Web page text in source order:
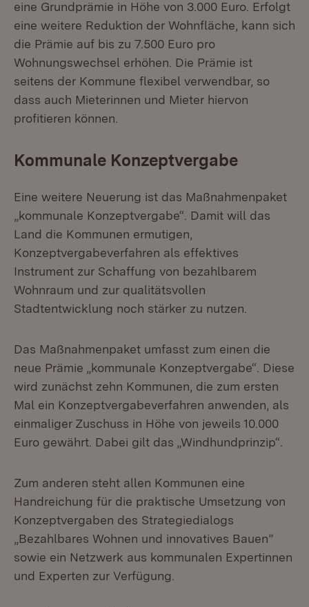
eine Grundprämie in Höhe von 3.000 Euro. Erfolgt
eine weitere Reduktion der Wohnfläche, kann sich
die Prämie auf bis zu 7.500 Euro pro
Wohnungswechsel erhöhen. Die Prämie ist
seitens der Kommune flexibel verwendbar, so
dass auch Mieterinnen und Mieter hiervon
profitieren können.
Kommunale Konzeptvergabe
Eine weitere Neuerung ist das Maßnahmenpaket
„kommunale Konzeptvergabe“. Damit will das
Land die Kommunen ermutigen,
Konzeptvergabeverfahren als effektives
Instrument zur Schaffung von bezahlbarem
Wohnraum und zur qualitätsvollen
Stadtentwicklung noch stärker zu nutzen.
Das Maßnahmenpaket umfasst zum einen die
neue Prämie „kommunale Konzeptvergabe“. Diese
wird zunächst zehn Kommunen, die zum ersten
Mal ein Konzeptvergabeverfahren anwenden, als
einmaliger Zuschuss in Höhe von jeweils 10.000
Euro gewährt. Dabei gilt das „Windhundprinzip“.
Zum anderen steht allen Kommunen eine
Handreichung für die praktische Umsetzung von
Konzeptvergaben des Strategiedialogs
„Bezahlbares Wohnen und innovatives Bauen”
sowie ein Netzwerk aus kommunalen Expertinnen
und Experten zur Verfügung.